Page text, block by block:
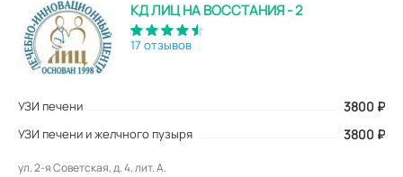
КД ЛИЦ НА ВОССТАНИЯ - 2
17 отзывов
УЗИ печени 3800 ₽
УЗИ печени и желчного пузыря 3800 ₽
ул. 2-я Советская, д. 4, лит. А.